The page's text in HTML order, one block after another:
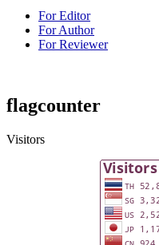
For Editor
For Author
For Reviewer
flagcounter
Visitors